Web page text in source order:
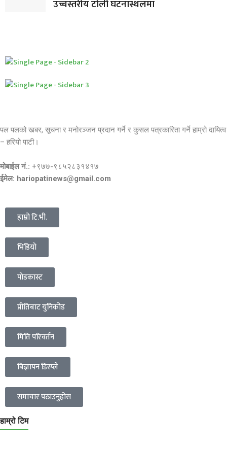
उच्चस्तरीय टोली घटनास्थलमा
पल पलको खबर, सूचना र मनोरञ्जन प्रदान गर्ने र कुसल पत्रकारिता गर्ने हाम्रो दायित्व
– हरियो पाटी।
मोबाईल नं.: +९७७-९८५२८३१४१७
ईमेल: hariopatinews@gmail.com
हाम्रो टि.भी.
भिडियो
पोडकास्ट
प्रीतिबाट युनिकोड
मिति परिवर्तन
बिज्ञापन डिस्प्ले
समाचार पठाउनुहोस
हाम्रो टिम